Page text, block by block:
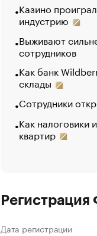
Казино
индустрию
Выживают
сотрудников
Как банк
склады
Сотрудники
Как налоговики
квартир
Дата регистрации